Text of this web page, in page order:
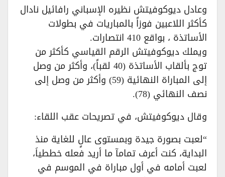
وعادل ديوكوفيتش نظيره الإسباني رافائيل نادال
كأكثر اللاعبين فوزاً بالمباريات في بطولات
الأساتذة ، بواقع 410 انتصارات.
ويملك ديوكوفيتش الرقم القياسي كأكثر من
توج بألقاب الأساتذة (40 لقباً)، وأكثر من وصل
إلى المباراة النهائية (59) وأكثر من وصل إلى
نصف النهائي (78).
وقال ديوكوفيتش، في تصريحات عقب اللقاء:
“لعبت بصورة جيدة وبمستوى عالٍ للغاية منذ
البداية، كنت أعرف تمامآ ما أريد فعله خططياَ،
لعبت أمامه في أول مباراة في الموسم في